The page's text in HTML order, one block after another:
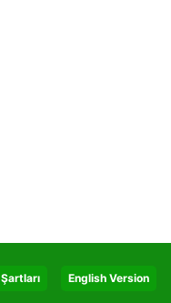
English Version